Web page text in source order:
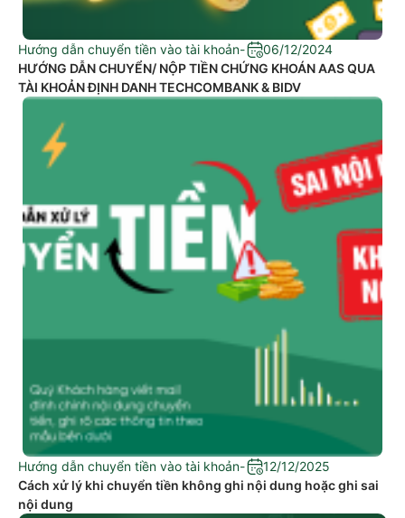
Hướng dẫn chuyển tiền vào tài khoản-
06/12/2024
HƯỚNG DẪN CHUYỂN/ NỘP TIỀN CHỨNG KHOÁN AAS QUA
TÀI KHOẢN ĐỊNH DANH TECHCOMBANK & BIDV
Hướng dẫn chuyển tiền vào tài khoản-
12/12/2025
Cách xử lý khi chuyển tiền không ghi nội dung hoặc ghi sai
nội dung